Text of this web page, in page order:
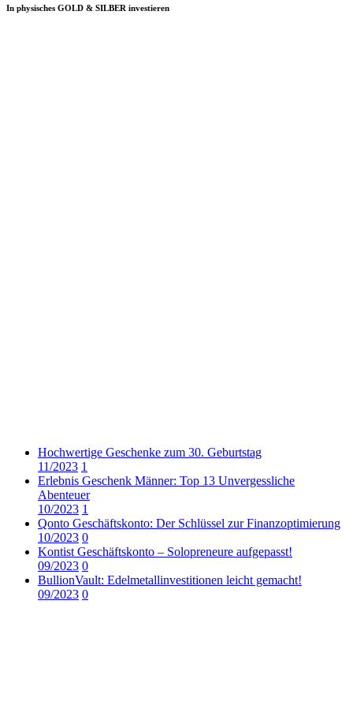
In physisches GOLD & SILBER investieren
Hochwertige Geschenke zum 30. Geburtstag
11/2023 1
Erlebnis Geschenk Männer: Top 13 Unvergessliche
Abenteuer
10/2023 1
Qonto Geschäftskonto: Der Schlüssel zur Finanzoptimierung
10/2023 0
Kontist Geschäftskonto – Solopreneure aufgepasst!
09/2023 0
BullionVault: Edelmetallinvestitionen leicht gemacht!
09/2023 0